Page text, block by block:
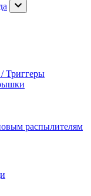
Триггеры
распылителям